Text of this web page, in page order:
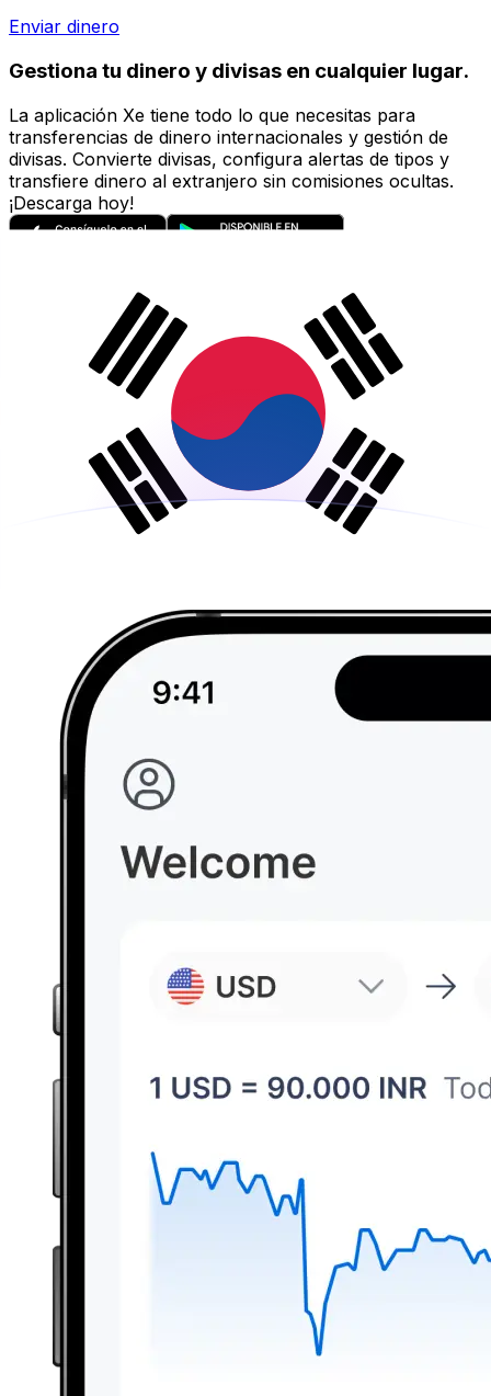
Enviar dinero
Gestiona tu dinero y divisas en cualquier lugar.
La aplicación Xe tiene todo lo que necesitas para
transferencias de dinero internacionales y gestión de
divisas. Convierte divisas, configura alertas de tipos y
transfiere dinero al extranjero sin comisiones ocultas.
¡Descarga hoy!